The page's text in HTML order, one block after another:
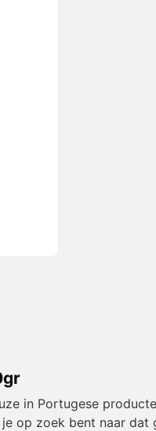
in Portugese
op zoek bent naar